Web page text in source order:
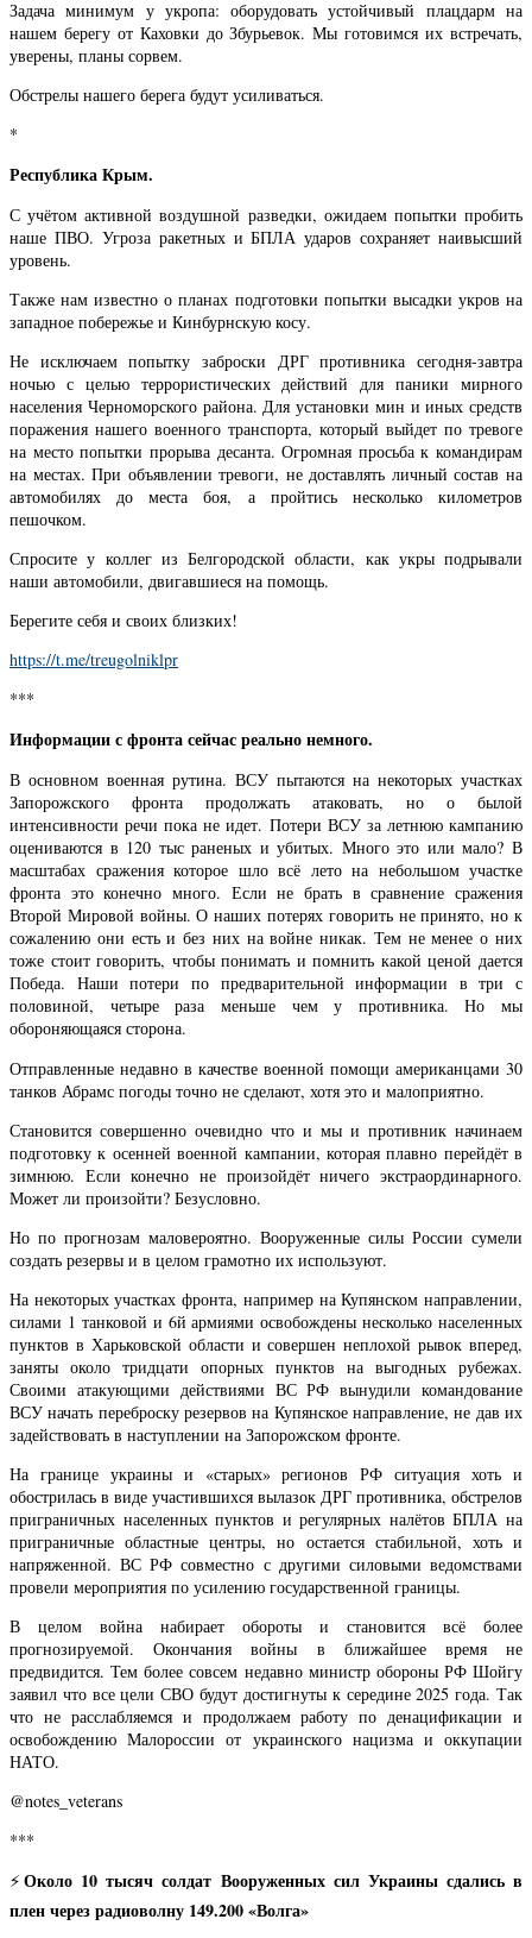
Задача минимум у укропа: оборудовать устойчивый плацдарм на
нашем берегу от Каховки до Збурьевок. Мы готовимся их встречать,
уверены, планы сорвем.
Обстрелы нашего берега будут усиливаться.
*
Республика Крым.
С учётом активной воздушной разведки, ожидаем попытки пробить
наше ПВО. Угроза ракетных и БПЛА ударов сохраняет наивысший
уровень.
Также нам известно о планах подготовки попытки высадки укров на
западное побережье и Кинбурнскую косу.
Не исключаем попытку заброски ДРГ противника сегодня-завтра
ночью с целью террористических действий для паники мирного
населения Черноморского района. Для установки мин и иных средств
поражения нашего военного транспорта, который выйдет по тревоге
на место попытки прорыва десанта. Огромная просьба к командирам
на местах. При объявлении тревоги, не доставлять личный состав на
автомобилях до места боя, а пройтись несколько километров
пешочком.
Спросите у коллег из Белгородской области, как укры подрывали
наши автомобили, двигавшиеся на помощь.
Берегите себя и своих близких!
https://t.me/treugolniklpr
***
Информации с фронта сейчас реально немного.
В основном военная рутина. ВСУ пытаются на некоторых участках
Запорожского фронта продолжать атаковать, но о былой
интенсивности речи пока не идет. Потери ВСУ за летнюю кампанию
оцениваются в 120 тыс раненых и убитых. Много это или мало? В
масштабах сражения которое шло всё лето на небольшом участке
фронта это конечно много. Если не брать в сравнение сражения
Второй Мировой войны. О наших потерях говорить не принято, но к
сожалению они есть и без них на войне никак. Тем не менее о них
тоже стоит говорить, чтобы понимать и помнить какой ценой дается
Победа. Наши потери по предварительной информации в три с
половиной, четыре раза меньше чем у противника. Но мы
обороняющаяся сторона.
Отправленные недавно в качестве военной помощи американцами 30
танков Абрамс погоды точно не сделают, хотя это и малоприятно.
Становится совершенно очевидно что и мы и противник начинаем
подготовку к осенней военной кампании, которая плавно перейдёт в
зимнюю. Если конечно не произойдёт ничего экстраординарного.
Может ли произойти? Безусловно.
Но по прогнозам маловероятно. Вооруженные силы России сумели
создать резервы и в целом грамотно их используют.
На некоторых участках фронта, например на Купянском направлении,
силами 1 танковой и 6й армиями освобождены несколько населенных
пунктов в Харьковской области и совершен неплохой рывок вперед,
заняты около тридцати опорных пунктов на выгодных рубежах.
Своими атакующими действиями ВС РФ вынудили командование
ВСУ начать переброску резервов на Купянское направление, не дав их
задействовать в наступлении на Запорожском фронте.
На границе украины и «старых» регионов РФ ситуация хоть и
обострилась в виде участившихся вылазок ДРГ противника, обстрелов
приграничных населенных пунктов и регулярных налётов БПЛА на
приграничные областные центры, но остается стабильной, хоть и
напряженной. ВС РФ совместно с другими силовыми ведомствами
провели мероприятия по усилению государственной границы.
В целом война набирает обороты и становится всё более
прогнозируемой. Окончания войны в ближайшее время не
предвидится. Тем более совсем недавно министр обороны РФ Шойгу
заявил что все цели СВО будут достигнуты к середине 2025 года. Так
что не расслабляемся и продолжаем работу по денацификации и
освобождению Малороссии от украинского нацизма и оккупации
НАТО.
@notes_veterans
***
⚡️Около 10 тысяч солдат Вооруженных сил Украины сдались в
плен через радиоволну 149.200 «Волга»